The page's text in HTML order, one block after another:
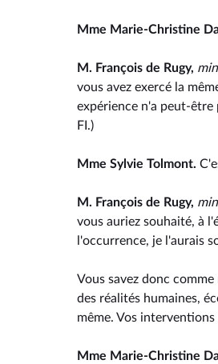
Mme Marie-Christine
M. François de Rugy,
vous avez exercé la
expérience n'a peut-être
FI.)
Mme Sylvie Tolmont.
M. François de Rugy,
vous auriez souhaité, à
l'occurrence, je l'aurais
Vous savez donc
des réalités humaines,
même. Vos interventions
Mme Marie-Christine